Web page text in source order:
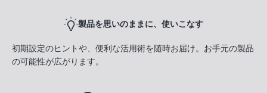
製品を思いのままに、使いこなす
初期設定のヒントや、便利な活用術を随時お届け。お手元の製品
の可能性が広がります。